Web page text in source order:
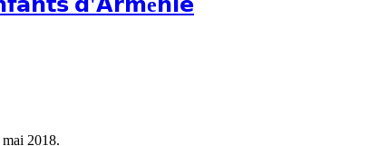
2018.